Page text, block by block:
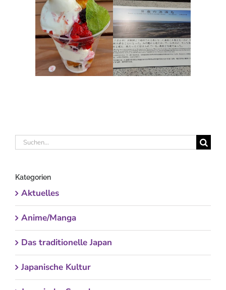
Suche
Kategorien
Aktuelles
Anime/Manga
Das traditionelle Japan
Japanische Kultur